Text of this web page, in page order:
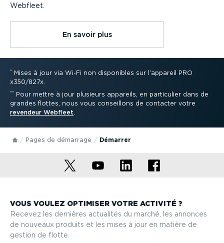
Webfleet.
En savoir plus
* Mises à jour via Wi-Fi non disponibles sur l'appareil PRO
x350/827x.
** Pour mettre à jour plusieurs appareils, en particulier dans de
grandes flottes, nous vous conseillons de contacter votre
revendeur Webfleet.
Pages de démarrage Démarrer
VOUS VOULEZ OPTIMISER VOTRE ACTIVITÉ ?
Recevez les dernières actualités du marché, les annonces
de nouveaux produits et les mises à jour en matière de
gestion de flotte.